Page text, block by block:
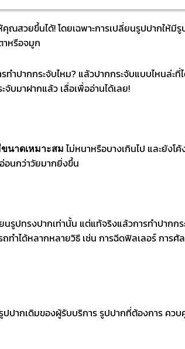
ณสวยขึ้นได้! โดยเฉพาะการเปลี่ยนรูปปากให้
าหรือจมูก
รทำปากกระจับไหม? แล้วปากกระจับแบบไหน
บมาฝากแล้ว เลื่อเพื่ออ่านได้เลย!
นาดเหมาะสม ไม่หนาหรือบางเกินไป และยังโ
อนกว่าวัยมากยิ่งขึ้น
รูปทรงปากเท่านั้น แต่แท้จริงแล้วการทำปากก
ถทำได้หลากหลายวิธี เช่น การฉีดฟิลเลอร์ การ
ปากเดิมของผู้รับบริการ รูปปากที่ต้องการ คว